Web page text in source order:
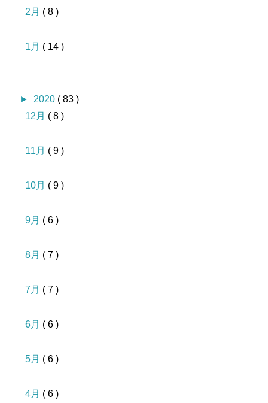
2月 ( 8 )
1月 ( 14 )
► 2020 ( 83 )
12月 ( 8 )
11月 ( 9 )
10月 ( 9 )
9月 ( 6 )
8月 ( 7 )
7月 ( 7 )
6月 ( 6 )
5月 ( 6 )
4月 ( 6 )